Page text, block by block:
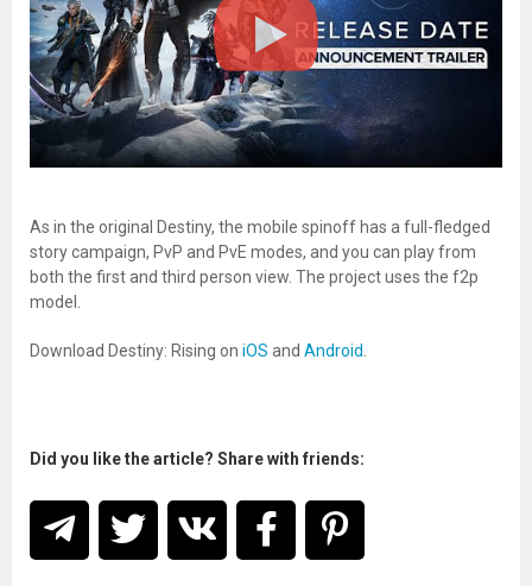
As in the original Destiny, the mobile spinoff has a full-fledged
story campaign, PvP and PvE modes, and you can play from
both the first and third person view. The project uses the f2p
model.
Download Destiny: Rising on iOS and Android
Did you like the article? Share with friends: